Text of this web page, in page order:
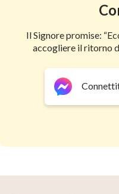
Il Signore promise:
accogliere il ritorno